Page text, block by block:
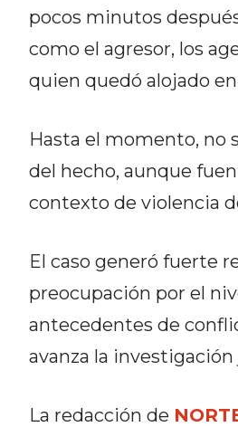
CONDICIONES
PRIVACIDAD
DEL
SITIO
TAPA
DIA
DIARIO
DEPORTIVO
DE
pocos minutos
como el agresor, los
quien quedó alojado
Hasta el momento, no
del hecho, aunque
contexto de violencia
El caso generó fuerte
preocupación por el
antecedentes de
avanza la
La redacción de